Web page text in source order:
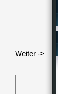
Weiter ->